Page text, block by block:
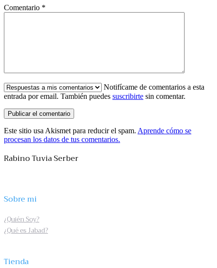
Comentario *
Notifícame de comentarios a esta
entrada por email. También puedes suscribirte sin comentar.
Este sitio usa Akismet para reducir el spam. Aprende cómo se
procesan los datos de tus comentarios.
Rabino Tuvia Serber
Sobre mi
¿Quién Soy?
¿Qué es Jabad?
Tienda